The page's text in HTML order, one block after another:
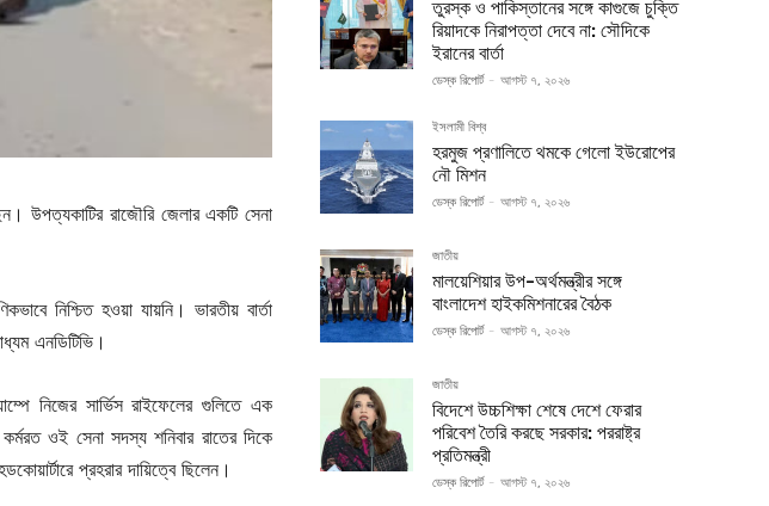
উপত্যকাটির রাজৌরি জেলার একটি সেনা
নিশ্চিত হওয়া যায়নি। ভারতীয় বার্তা
এনডিটিভি।
নিজের সার্ভিস রাইফেলের গুলিতে এক
ওই সেনা সদস্য শনিবার রাতের দিকে
প্রহরার দায়িত্বে ছিলেন।
তুরস্ক ও পাকিস্তানের সঙ্গে কাগুজে চুক্তি
রিয়াদকে নিরাপত্তা দেবে না: সৌদিকে
ইরানের বার্তা
ডেস্ক রিপোর্ট - আগস্ট ৭, ২০২৬
ইসলামী বিশ্ব
হরমুজ প্রণালিতে থমকে গেলো ইউরোপের
নৌ মিশন
ডেস্ক রিপোর্ট - আগস্ট ৭, ২০২৬
জাতীয়
মালয়েশিয়ার উপ-অর্থমন্ত্রীর সঙ্গে
বাংলাদেশ হাইকমিশনারের বৈঠক
ডেস্ক রিপোর্ট - আগস্ট ৭, ২০২৬
জাতীয়
বিদেশে উচ্চশিক্ষা শেষে দেশে ফেরার
পরিবেশ তৈরি করছে সরকার: পররাষ্ট্র
প্রতিমন্ত্রী
ডেস্ক রিপোর্ট - আগস্ট ৭, ২০২৬